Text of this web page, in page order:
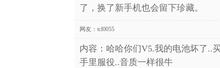
了，换了新手机也会留下珍藏。
网友： tcl0055
内容：哈哈你们V5.我的电池坏了..
手里服役..音质一样很牛